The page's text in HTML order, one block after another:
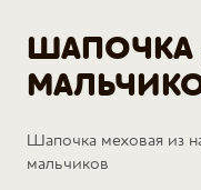
Шапочка меховая из
мальчиков